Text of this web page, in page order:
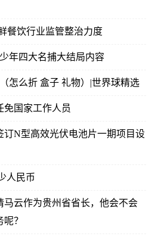
餐饮行业监管整治力度
年四大名捕大结局内容
怎么折 盒子 礼物）|世界球精选
免国家工作人员
订N型高效光伏电池片一期项目设
人民币
马云作为贵州省省长，他会不会
？